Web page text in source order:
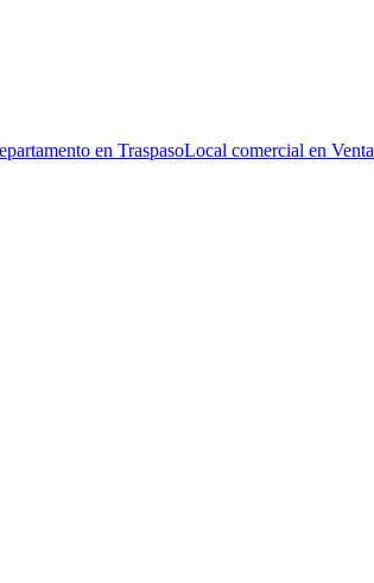
en TraspasoLocal comercial en Venta